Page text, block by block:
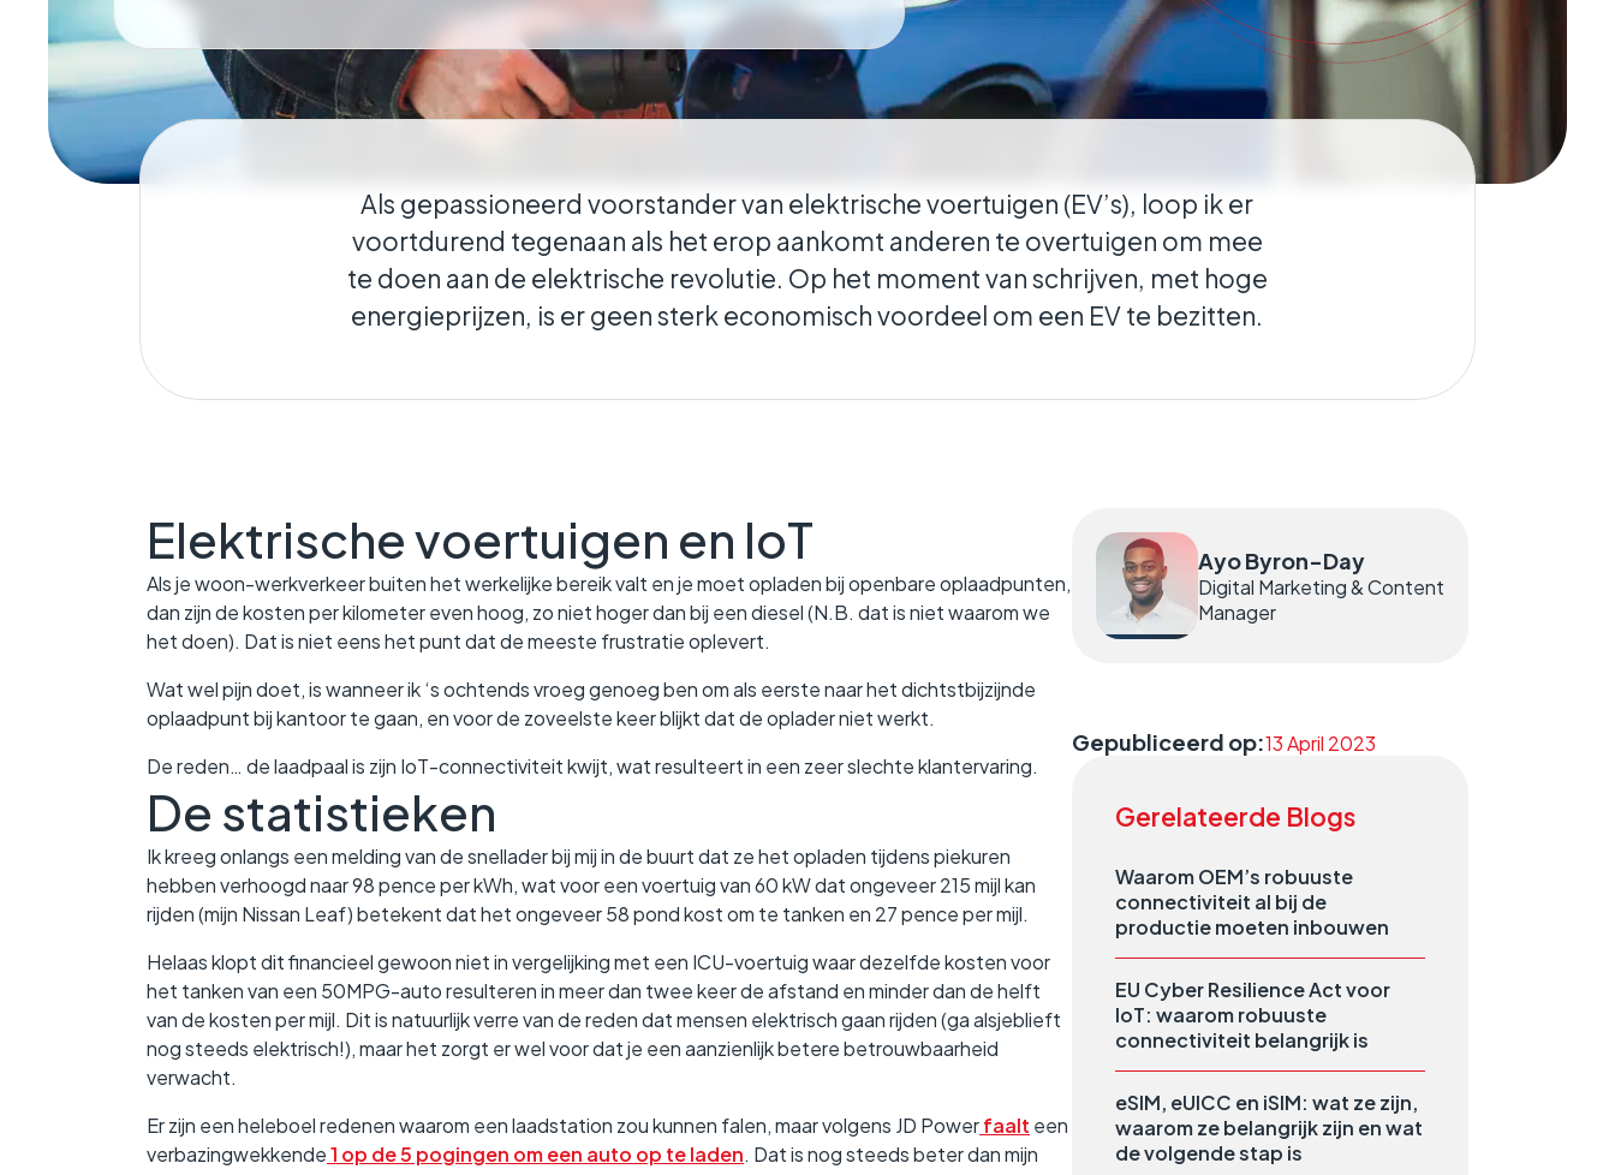
Houdt de verbindingen tussen verschillende entiteiten
in stand, ongeacht waar ze actief zijn.
Als gepassioneerd voorstander van elektrische voertuigen (EV’s), loop ik er
voortdurend tegenaan als het erop aankomt anderen te overtuigen om mee
te doen aan de elektrische revolutie. Op het moment van schrijven, met hoge
energieprijzen, is er geen sterk economisch voordeel om een EV te bezitten.
Elektrische voertuigen en IoT
Als je woon-werkverkeer buiten het werkelijke bereik valt en je moet opladen bij openbare oplaadpunten,
dan zijn de kosten per kilometer even hoog, zo niet hoger dan bij een diesel (N.B. dat is niet waarom we
het doen). Dat is niet eens het punt dat de meeste frustratie oplevert.
Wat wel pijn doet, is wanneer ik ‘s ochtends vroeg genoeg ben om als eerste naar het dichtstbijzijnde
oplaadpunt bij kantoor te gaan, en voor de zoveelste keer blijkt dat de oplader niet werkt.
De reden… de laadpaal is zijn IoT-connectiviteit kwijt, wat resulteert in een zeer slechte klantervaring.
De statistieken
Ik kreeg onlangs een melding van de snellader bij mij in de buurt dat ze het opladen tijdens piekuren
hebben verhoogd naar 98 pence per kWh, wat voor een voertuig van 60 kW dat ongeveer 215 mijl kan
rijden (mijn Nissan Leaf) betekent dat het ongeveer 58 pond kost om te tanken en 27 pence per mijl.
Helaas klopt dit financieel gewoon niet in vergelijking met een ICU-voertuig waar dezelfde kosten voor
het tanken van een 50MPG-auto resulteren in meer dan twee keer de afstand en minder dan de helft
van de kosten per mijl. Dit is natuurlijk verre van de reden dat mensen elektrisch gaan rijden (ga alsjeblieft
nog steeds elektrisch!), maar het zorgt er wel voor dat je een aanzienlijk betere betrouwbaarheid
verwacht.
Er zijn een heleboel redenen waarom een laadstation zou kunnen falen, maar volgens JD Powerfaalt een
verbazingwekkende1 op de 5 pogingen om een auto op te laden. Dat is nog steeds beter dan mijn
Ayo Byron-Day
Digital Marketing & Content
Manager
Gepubliceerd op:13 April 2023
Gerelateerde Blogs
Waarom OEM’s robuuste
connectiviteit al bij de
productie moeten inbouwen
EU Cyber Resilience Act voor
IoT: waarom robuuste
connectiviteit belangrijk is
eSIM, eUICC en iSIM: wat ze zijn,
waarom ze belangrijk zijn en wat
de volgende stap is